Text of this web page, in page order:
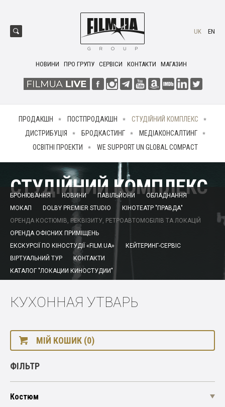
НОВИНИ ПРО ГРУПУ СЕРВІСИ КОНТАКТИ МАГАЗИН
UK EN
ПРОДАКШН ПОСТПРОДАКШН
СТУДІЙНИЙ КОМПЛЕКС
ДИСТРИБУЦІЯ
БРОДКАСТИНГ
МЕДІАКОНСАЛТИНГ
ОСВІТНІ ПРОЕКТИ
WE SUPPORT UN GLOBAL COMPACT
СТУДІЙНИЙ КОМПЛЕКС
БРОНЮВАННЯ НОВИНИ ПАВІЛЬЙОНИ
ОБЛАДНАННЯ
МОКАП
DOLBY PREMIER STUDIO
КІНОТЕАТР "ПРАВДА"
ОРЕНДА КОСТЮМІВ, РЕКВІЗИТУ, РЕТРОАВТОМОБІЛІВ ТА ЛОКАЦІЙ
ОРЕНДА ОФІСНИХ ПРИМІЩЕНЬ
ЕКСКУРСІЇ ПО КІНОСТУДІЇ «FILM.UA»
КЕЙТЕРИНГ-СЕРВІС
ВІРТУАЛЬНИЙ ТУР
КОНТАКТИ
КАТАЛОГ "ЛОКАЦИИ КИНОСТУДИИ"
КУХОННАЯ УТВАРЬ
МІЙ КОШИК (0)
ФІЛЬТР
Костюм